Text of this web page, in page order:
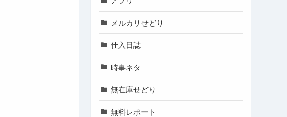
メルカリせどり
仕入日誌
時事ネタ
無在庫せどり
無料レポート